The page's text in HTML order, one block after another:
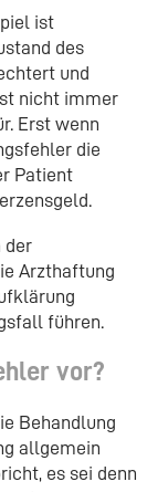
ist
des
und
nicht immer
Erst wenn
die
Patient
der
Arzthaftung
führen.
vor?
Behandlung
allgemein
es sei denn